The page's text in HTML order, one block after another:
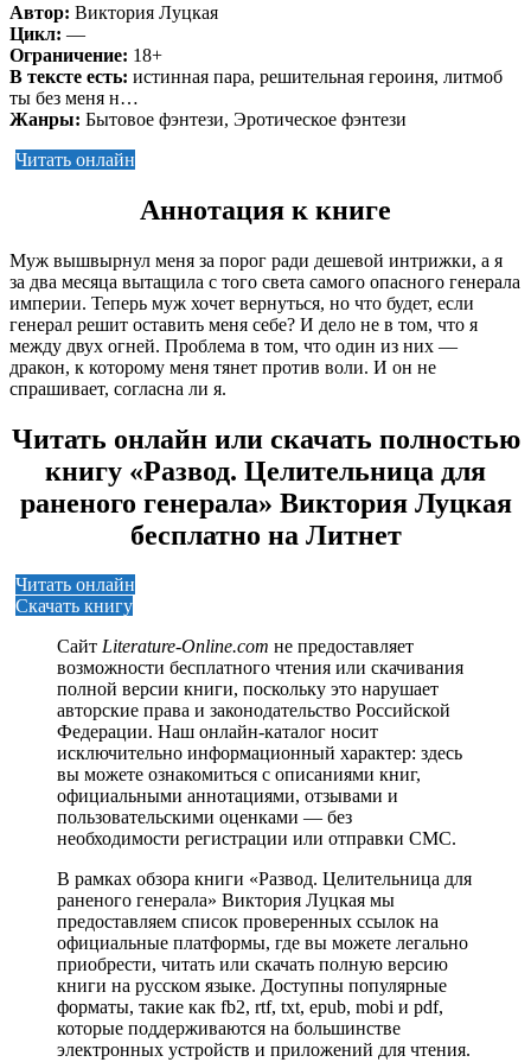
Автор: Виктория Луцкая
Цикл: —
Ограничение: 18+
В тексте есть: истинная пара, решительная героиня, литмоб
ты без меня н…
Жанры: Бытовое фэнтези, Эротическое фэнтези
Читать онлайн
Аннотация к книге
Муж вышвырнул меня за порог ради дешевой интрижки, а я
за два месяца вытащила с того света самого опасного генерала
империи. Теперь муж хочет вернуться, но что будет, если
генерал решит оставить меня себе? И дело не в том, что я
между двух огней. Проблема в том, что один из них —
дракон, к которому меня тянет против воли. И он не
спрашивает, согласна ли я.
Читать онлайн или скачать полностью
книгу «Развод. Целительница для
раненого генерала» Виктория Луцкая
бесплатно на Литнет
Читать онлайн
Скачать книгу
Сайт Literature-Online.com не предоставляет
возможности бесплатного чтения или скачивания
полной версии книги, поскольку это нарушает
авторские права и законодательство Российской
Федерации. Наш онлайн-каталог носит
исключительно информационный характер: здесь
вы можете ознакомиться с описаниями книг,
официальными аннотациями, отзывами и
пользовательскими оценками — без
необходимости регистрации или отправки СМС.
В рамках обзора книги «Развод. Целительница для
раненого генерала» Виктория Луцкая мы
предоставляем список проверенных ссылок на
официальные платформы, где вы можете легально
приобрести, читать или скачать полную версию
книги на русском языке. Доступны популярные
форматы, такие как fb2, rtf, txt, epub, mobi и pdf,
которые поддерживаются на большинстве
электронных устройств и приложений для чтения.